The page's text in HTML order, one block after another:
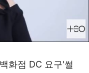
화점 DC 요구'썰